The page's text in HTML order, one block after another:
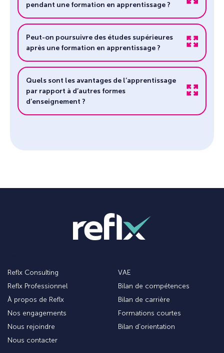
pendant une formation en apprentissage ?
Peut-on poursuivre des études supérieures
après une formation en apprentissage ?
Quels sont les avantages de l’apprentissage
par rapport à d’autres formes
d’enseignement ?
Reflx Consulting
Reflx Professionnel
À propos de Reflx
Nos engagements
Nous rejoindre
Nous contacter
VAE
Bilan de compétences
Bilan de carrière
Formations courtes
Bilan d’orientation